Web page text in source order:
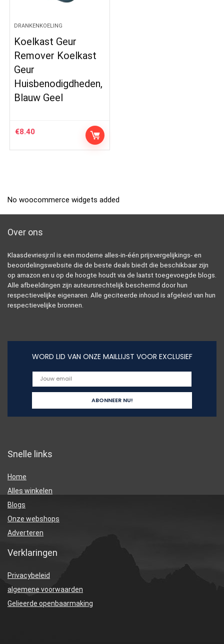
DRANKENKOELING
Koelkast Geur
Remover Koelkast
Geur
Huisbenodigdheden,
Blauw Geel
€8.40
No woocommerce widgets added
Over ons
Klaasdevriesjr.nl is een moderne alles-in-één prijsvergelijkings- en
beoordelingswebsite die de beste deals biedt die beschikbaar zijn
op amazon en u op de hoogte houdt via de laatst toegevoegde blogs.
Alle afbeeldingen zijn auteursrechtelijk beschermd door hun
respectievelijke eigenaren. Alle geciteerde inhoud is afgeleid van hun
respectievelijke bronnen.
WORD LID VAN ONZE MAILLIJST VOOR EXCLUSIEF
Snelle links
Home
Alles winkelen
Blogs
Onze webshops
Adverteren
Verklaringen
Privacybeleid
algemene voorwaarden
Gelieerde openbaarmaking